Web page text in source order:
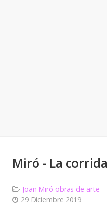
Miró - La corrida
Joan Miró obras de arte
29 Diciembre 2019